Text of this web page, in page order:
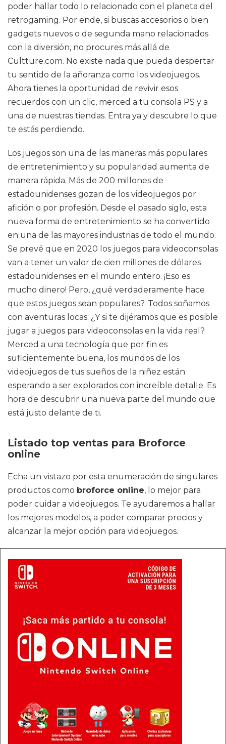
poder hallar todo lo relacionado con el planeta del
retrogaming. Por ende, si buscas accesorios o bien
gadgets nuevos o de segunda mano relacionados
con la diversión, no procures más allá de
Cultture.com. No existe nada que pueda despertar
tu sentido de la añoranza como los videojuegos.
Ahora tienes la oportunidad de revivir esos
recuerdos con un clic, merced a tu consola PS y a
una de nuestras tiendas. Entra ya y descubre lo que
te estás perdiendo.
Los juegos son una de las maneras más populares
de entretenimiento y su popularidad aumenta de
manera rápida. Más de 200 millones de
estadounidenses gozan de los videojuegos por
afición o por profesión. Desde el pasado siglo, esta
nueva forma de entretenimiento se ha convertido
en una de las mayores industrias de todo el mundo.
Se prevé que en 2020 los juegos para videoconsolas
van a tener un valor de cien millones de dólares
estadounidenses en el mundo entero. ¡Eso es
mucho dinero! Pero, ¿qué verdaderamente hace
que estos juegos sean populares?. Todos soñamos
con aventuras locas. ¿Y si te dijéramos que es posible
jugar a juegos para videoconsolas en la vida real?
Merced a una tecnología que por fin es
suficientemente buena, los mundos de los
videojuegos de tus sueños de la niñez están
esperando a ser explorados con increíble detalle. Es
hora de descubrir una nueva parte del mundo que
está justo delante de ti.
Listado top ventas para Broforce
online
Echa un vistazo por esta enumeración de singulares
productos como broforce online, lo mejor para
poder cuidar a videojuegos. Te ayudaremos a hallar
los mejores modelos, a poder comparar precios y
alcanzar la mejor opción para videojuegos.